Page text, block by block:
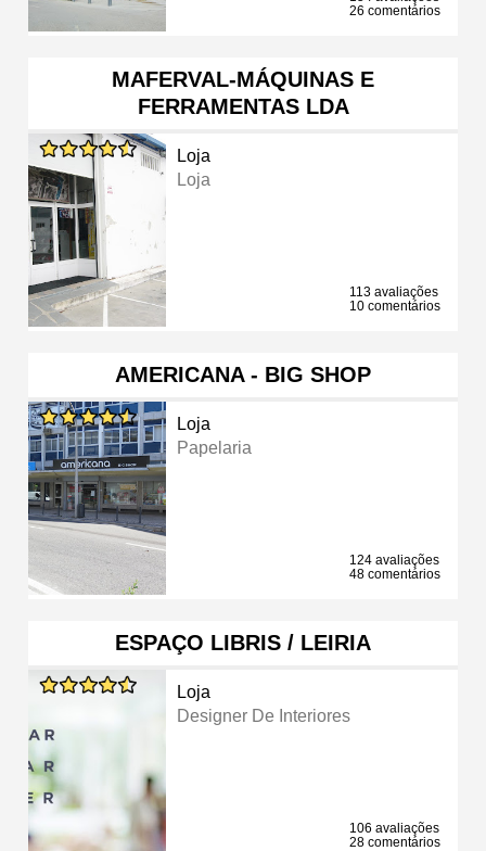
26 comentários
MAFERVAL-MÁQUINAS E
FERRAMENTAS LDA
Loja
Loja
113 avaliações
10 comentários
AMERICANA - BIG SHOP
Loja
Papelaria
124 avaliações
48 comentários
ESPAÇO LIBRIS / LEIRIA
Loja
Designer De Interiores
106 avaliações
28 comentários